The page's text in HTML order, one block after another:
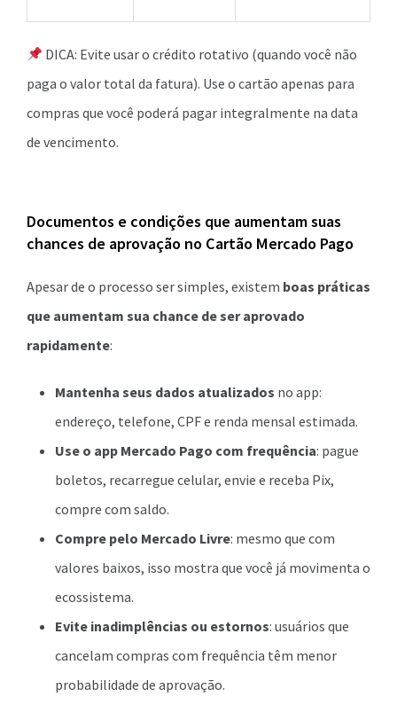
DICA: Evite usar o crédito rotativo (quando você não
paga o valor total da fatura). Use o cartão apenas para
compras que você poderá pagar integralmente na data
de vencimento.
Documentos e condições que aumentam suas
chances de aprovação no Cartão Mercado Pago
Apesar de o processo ser simples, existem boas práticas
que aumentam sua chance de ser aprovado
rapidamente:
Mantenha seus dados atualizados no app:
endereço, telefone, CPF e renda mensal estimada.
Use o app Mercado Pago com frequência: pague
boletos, recarregue celular, envie e receba Pix,
compre com saldo.
Compre pelo Mercado Livre: mesmo que com
valores baixos, isso mostra que você já movimenta o
ecossistema.
Evite inadimplências ou estornos: usuários que
cancelam compras com frequência têm menor
probabilidade de aprovação.